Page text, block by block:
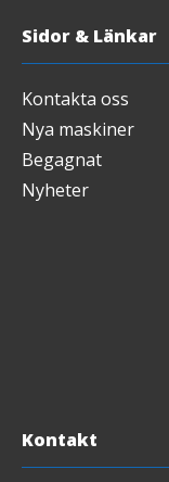
Sidor & Länkar
Kontakta oss
Nya maskiner
Begagnat
Nyheter
Kontakt